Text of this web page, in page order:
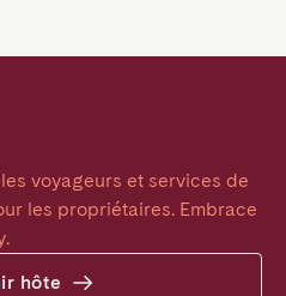
voyageurs et services de
les propriétaires. Embrace
hôte